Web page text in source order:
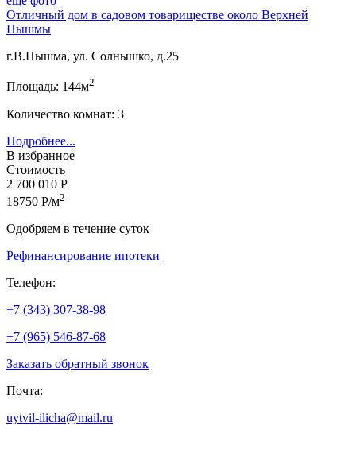
Отличный дом в садовом товариществе около Верхней
Пышмы
г.В.Пышма, ул. Солнышко, д.25
Площадь: 144м2
Количество комнат: 3
Подробнее...
В избранное
Стоимость
2 700 010 Р
18750 Р/м2
Одобряем в течение суток
Рефинансирование ипотеки
Телефон:
+7 (343) 307-38-98
+7 (965) 546-87-68
Заказать обратный звонок
Почта:
uytvil-ilicha@mail.ru